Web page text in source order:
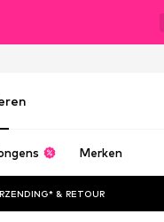
Merken
& RETOUR